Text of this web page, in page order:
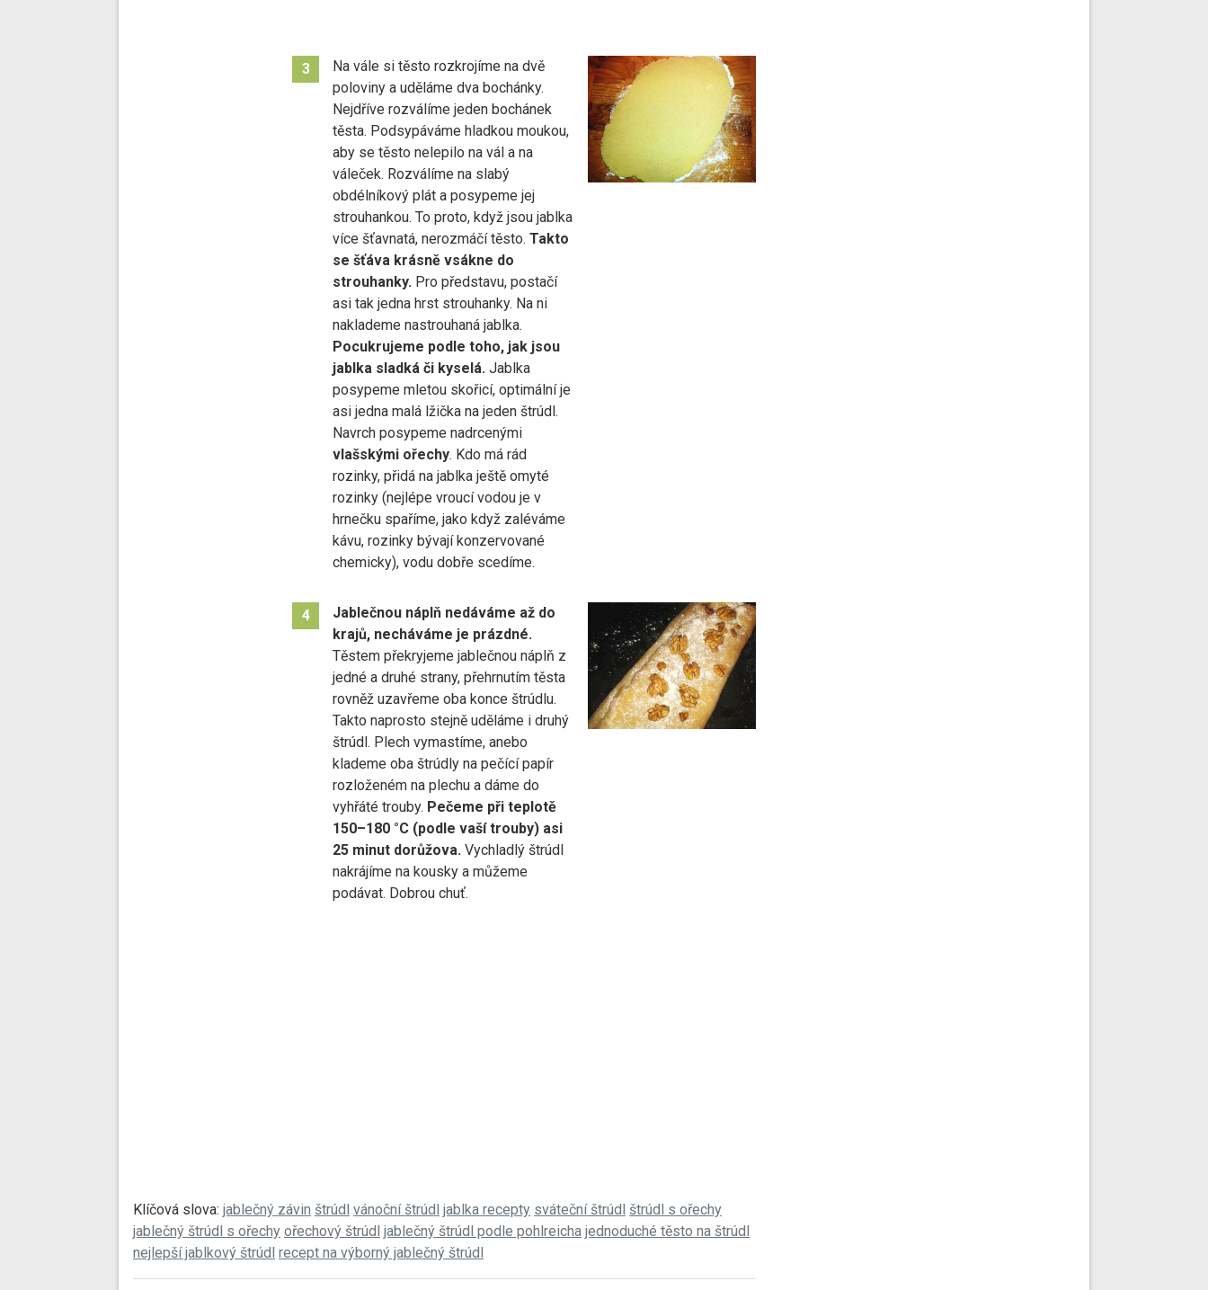
3
Na vále si těsto rozkrojíme na dvě
poloviny a uděláme dva bochánky.
Nejdříve rozválíme jeden bochánek
těsta. Podsypáváme hladkou moukou,
aby se těsto nelepilo na vál a na
váleček. Rozválíme na slabý
obdélníkový plát a posypeme jej
strouhankou. To proto, když jsou jablka
více šťavnatá, nerozmáčí těsto. Takto
se šťáva krásně vsákne do
strouhanky.Pro představu, postačí
asi tak jedna hrst strouhanky. Na ni
naklademe nastrouhaná jablka.
Pocukrujeme podle toho, jak jsou
jablka sladká či kyselá.Jablka
posypeme mletou skořicí, optimální je
asi jedna malá lžička na jeden štrúdl.
Navrch posypeme nadrcenými
vlašskými ořechy. Kdo má rád
rozinky, přidá na jablka ještě omyté
rozinky (nejlépe vroucí vodou je v
hrnečku spaříme, jako když zaléváme
kávu, rozinky bývají konzervované
chemicky), vodu dobře scedíme.
4
Jablečnou náplň nedáváme až do
krajů, necháváme je prázdné.
Těstem překryjeme jablečnou náplň z
jedné a druhé strany, přehrnutím těsta
rovněž uzavřeme oba konce štrúdlu.
Takto naprosto stejně uděláme i druhý
štrúdl. Plech vymastíme, anebo
klademe oba štrúdly na pečící papír
rozloženém na plechu a dáme do
vyhřáté trouby. Pečeme při teplotě
150–180 °C (podle vaší trouby) asi
25 minut dorůžova.Vychladlý štrúdl
nakrájíme na kousky a můžeme
podávat. Dobrou chuť.
Klíčová slova: jablečný závin štrúdl vánoční štrúdl jablka recepty sváteční štrúdl štrúdl s ořechy
jablečný štrúdl s ořechy ořechový štrúdl jablečný štrúdl podle pohlreicha jednoduché těsto na štrúdl
nejlepší jablkový štrúdl recept na výborný jablečný štrúdl